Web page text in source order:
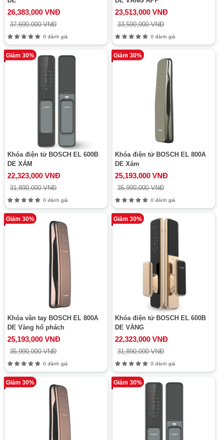
26,383,000 VNĐ
37,690,000 VNĐ
0 đánh giá
23,513,000 VNĐ
33,590,000 VNĐ
0 đánh giá
Giảm 30%
Khóa điện tử BOSCH EL 600B
DE XÁM
22,323,000 VNĐ
31,890,000 VNĐ
0 đánh giá
Giảm 30%
Khóa điện tử BOSCH EL 800A
DE Xám
25,193,000 VNĐ
35,990,000 VNĐ
0 đánh giá
Giảm 30%
Khóa vân tay BOSCH EL 800A
DE Vàng hổ phách
25,193,000 VNĐ
35,990,000 VNĐ
0 đánh giá
Giảm 30%
Khóa điện tử BOSCH EL 600B
DE VÀNG
22,323,000 VNĐ
31,890,000 VNĐ
0 đánh giá
Giảm 30% Giảm 30%